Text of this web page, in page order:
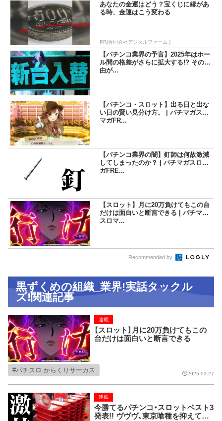
あなたの金運はどう？宝くじに縁があ
る時、金運はこう変わる
PR(合同会社デジタルファーム )
【パチンコ業界の予言】2025年はホー
ル間の格差がさらに拡大する!? その理
由が...
【パチンコ・スロット】出る日と出な
い日の賢い見分け方。 | パチマガスロ
マガFR...
【パチンコ業界の闇】釘師は何故激減
してしまったのか？ | パチマガスロマ
ガFRE...
【スロット】月に20万負けてもこの台
だけは面白いと断言できる | パチマガ
スロマ...
Recommended by
黒ずくめの組織_業界!実話タックル
ズ!関連記事
【スロット】月に20万負けてもこの
台だけは面白いと断言できる
連載
パチスロ からくりサーカス 2025.03.27
今勝てるパチンコ・スロットベスト3
発表!! ヴヴヴ、東京喰種を抑えてナ
連載